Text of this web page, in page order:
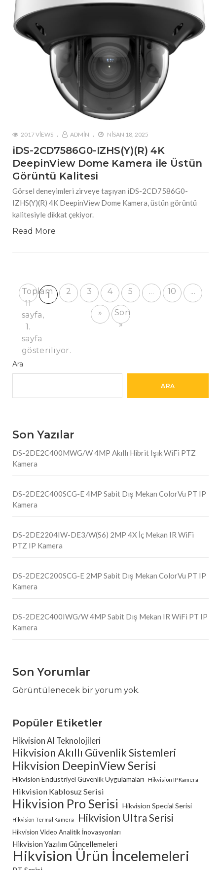
2017 VIEWS ADMIN NISAN 18, 2025
iDS-2CD7586G0-IZHS(Y)(R) 4K
DeepinView Dome Kamera ile Üstün
Görüntü Kalitesi
Görsel deneyimleri zirveye taşıyan iDS-2CD7586G0-
IZHS(Y)(R) 4K DeepinView Dome Kamera, üstün görüntü
kalitesiyle dikkat çekiyor.
Read More
Toplam
11
sayfa,
1.
sayfa
gösteriliyor.
1 2 3 4 5 ... 10 ...
»
Son
»
Ara
ARA
Son Yazılar
DS-2DE2C400MWG/W 4MP Akıllı Hibrit Işık WiFi PTZ
Kamera
DS-2DE2C400SCG-E 4MP Sabit Dış Mekan ColorVu PT IP
Kamera
DS-2DE2204IW-DE3/W(S6) 2MP 4X İç Mekan IR WiFi
PTZ IP Kamera
DS-2DE2C200SCG-E 2MP Sabit Dış Mekan ColorVu PT IP
Kamera
DS-2DE2C400IWG/W 4MP Sabit Dış Mekan IR WiFi PT IP
Kamera
Son Yorumlar
Görüntülenecek bir yorum yok.
Popüler Etiketler
Hikvision AI Teknolojileri
Hikvision Akıllı Güvenlik Sistemleri
Hikvision DeepinView Serisi
Hikvision Endüstriyel Güvenlik Uygulamaları Hikvision IP Kamera
Hikvision Kablosuz Serisi
Hikvision Pro Serisi Hikvision Special Serisi
Hikvision Termal Kamera Hikvision Ultra Serisi
Hikvision Video Analitik İnovasyonları
Hikvision Yazılım Güncellemeleri
Hikvision Ürün İncelemeleri